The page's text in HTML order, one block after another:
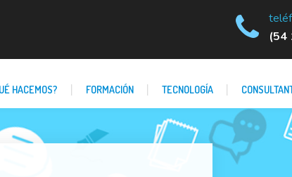
(54
HACEMOS? FORMACIÓN TECNOLOGÍA